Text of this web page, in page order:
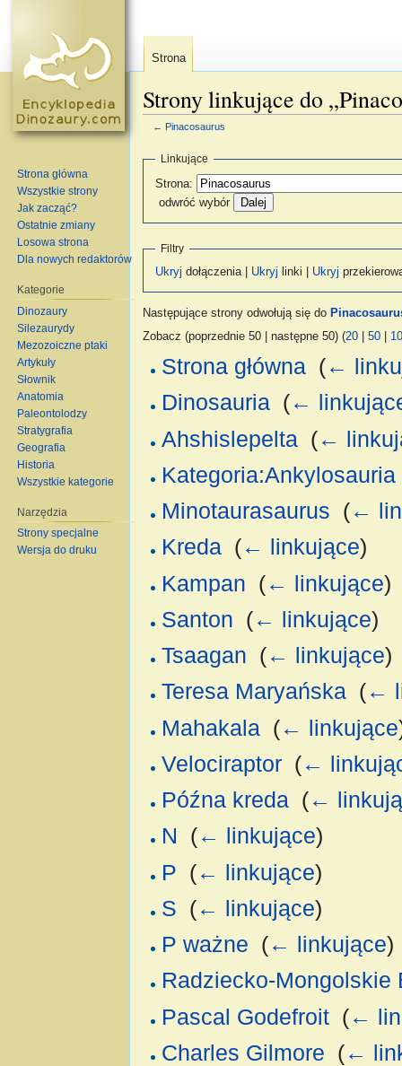
Strony linkujące do
← Pinacosaurus
Linkujące
Strona:
odwróć wybór
Filtry
Ukryj dołączenia | Ukryj linki | Ukryj
Następujące strony odwołują się do
Zobacz (poprzednie 50 | następne 50) (20 |50
Strona główna‎ (←
Dinosauria‎ (←
Ahshislepelta‎ (←
Kategoria:Ankylosauria
Minotaurasaurus (←
Kreda‎ (← linkujące)
Kampan (← linkujące)
Santon (← linkujące)
Tsaagan (← linkujące)
Teresa Maryańska‎ (←
Mahakala‎ (← linkujące
Velociraptor‎ (←
Późna kreda‎ (←
N
(← linkujące)
P (← linkujące)
S (← linkujące)
P ważne (← linkujące)
Radziecko-
Pascal Godefroit‎ (←
Charles Gilmore (←
Strona
Strona główna
Wszystkie strony
Jak zacząć?
Ostatnie zmiany
Losowa strona
Dla nowych redaktorów
Kategorie
Dinozaury
Silezaurydy
Mezozoiczne ptaki
Artykuły
Słownik
Anatomia
Paleontolodzy
Stratygrafia
Geografia
Historia
Wszystkie kategorie
Narzędzia
Strony specjalne
Wersja do druku